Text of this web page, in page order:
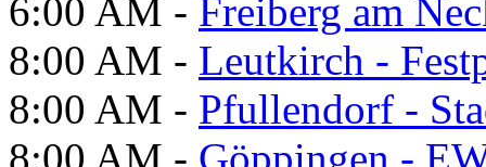
6:00 AM - Freiberg am
8:00 AM - Leutkirch -
8:00 AM - Pfullendorf -
8:00 AM - Göppingen -